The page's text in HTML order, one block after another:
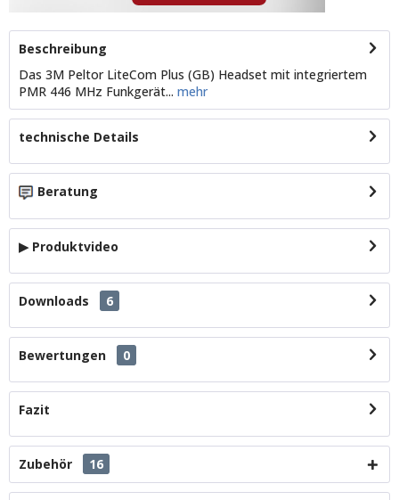
Beschreibung
Das 3M Peltor LiteCom Plus (GB) Headset mit integriertem
PMR 446 MHz Funkgerät... mehr
technische Details
Beratung
▶ Produktvideo
Downloads 6
Bewertungen 0
Fazit
Zubehör 16